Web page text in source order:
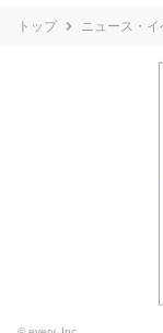
トップ ニュース・イ